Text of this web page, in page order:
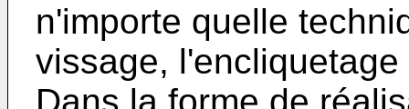
n'importe quelle
vissage,